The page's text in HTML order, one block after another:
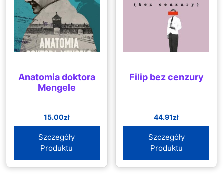
Anatomia doktora
Mengele
15.00zł
Szczegóły
Produktu
Filip bez cenzury
44.91zł
Szczegóły
Produktu